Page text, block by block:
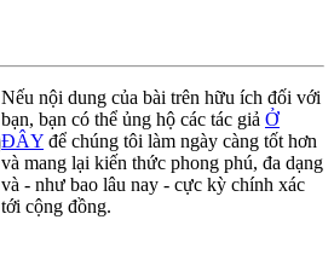
Nếu nội dung của bài trên hữu ích đối với
bạn, bạn có thể ủng hộ các tác giả Ở
ĐÂY để chúng tôi làm ngày càng tốt hơn
và mang lại kiến thức phong phú, đa dạng
và - như bao lâu nay - cực kỳ chính xác
tới cộng đồng.